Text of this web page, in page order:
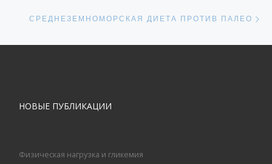
СРЕДНЕЗЕМНОМОРСКАЯ ДИЕТА ПРОТИВ ПАЛЕО
НОВЫЕ ПУБЛИКАЦИИ
Физическая нагрузка и гликемия